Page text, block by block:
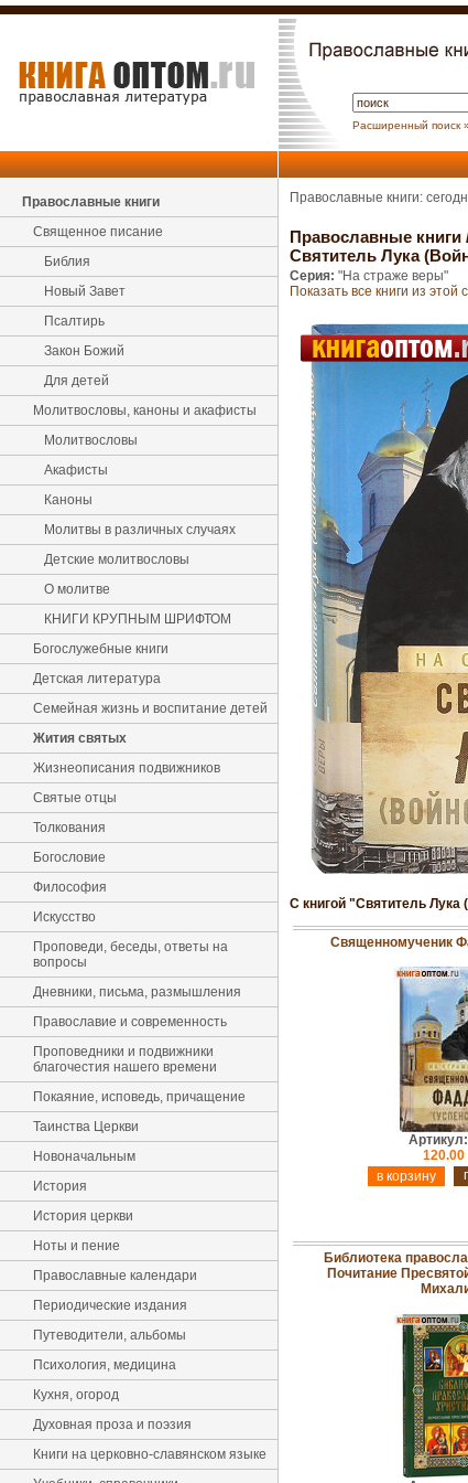
Расширенный поиск »
Православные книги
Священное писание
Библия
Новый Завет
Псалтирь
Закон Божий
Для детей
Молитвословы, каноны и акафисты
Молитвословы
Акафисты
Каноны
Молитвы в различных случаях
Детские молитвословы
О молитве
КНИГИ КРУПНЫМ ШРИФТОМ
Богослужебные книги
Детская литература
Семейная жизнь и воспитание детей
Жития святых
Жизнеописания подвижников
Святые отцы
Толкования
Богословие
Философия
Искусство
Проповеди, беседы, ответы на
вопросы
Дневники, письма, размышления
Православие и современность
Проповедники и подвижники
благочестия нашего времени
Покаяние, исповедь, причащение
Таинства Церкви
Новоначальным
История
История церкви
Ноты и пение
Православные календари
Периодические издания
Путеводители, альбомы
Психология, медицина
Кухня, огород
Духовная проза и поэзия
Книги на церковно-славянском языке
Православные книги:
Православные книги
Святитель Лука
Серия: "На страже веры"
Показать все книги из этой
С книгой "Святитель
Священномученик
Артикул:
120.00
Библиотека
Почитание